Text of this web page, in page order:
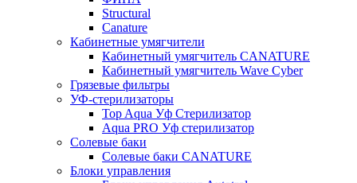
Structural
Canature
Кабинетные умягчители
Кабинетный умягчитель CANATURE
Кабинетный умягчитель Wave Cyber
Грязевые фильтры
УФ-стерилизаторы
Top Aqua Уф Стерилизатор
Aqua PRO Уф стерилизатор
Солевые баки
Солевые баки CANATURE
Блоки управления